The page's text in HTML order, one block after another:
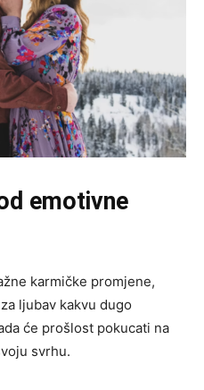
emotivne
karmičke promjene,
ljubav kakvu dugo
će prošlost pokucati na
svrhu.